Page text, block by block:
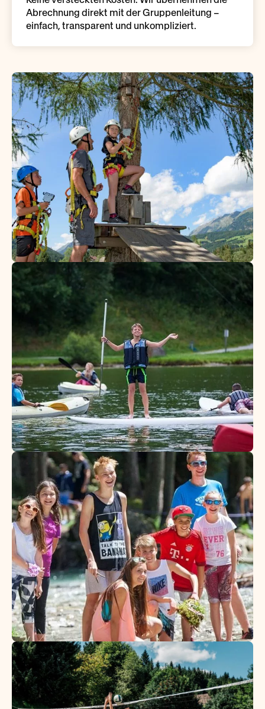
Abrechnung direkt mit der Gruppenleitung –
einfach, transparent und unkompliziert.